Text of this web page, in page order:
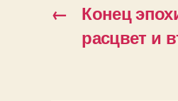
←
Конец
расцвет и